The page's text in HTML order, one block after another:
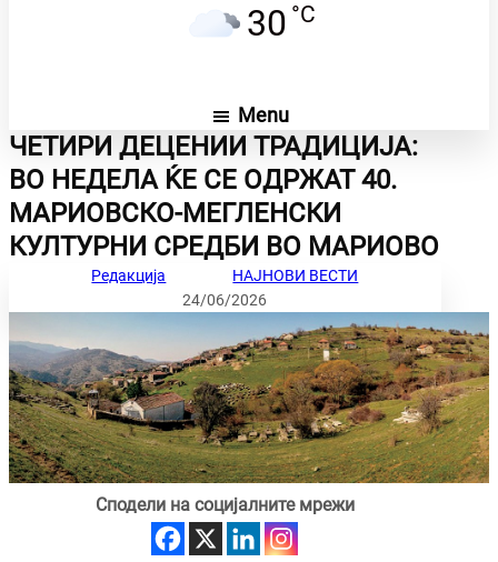
30 °C
Menu
ЧЕТИРИ ДЕЦЕНИИ ТРАДИЦИЈА:
ВО НЕДЕЛА ЌЕ СЕ ОДРЖАТ 40.
МАРИОВСКО-МЕГЛЕНСКИ
КУЛТУРНИ СРЕДБИ ВО МАРИОВО
Редакција
НАЈНОВИ ВЕСТИ
24/06/2026
Сподели на социјалните мрежи